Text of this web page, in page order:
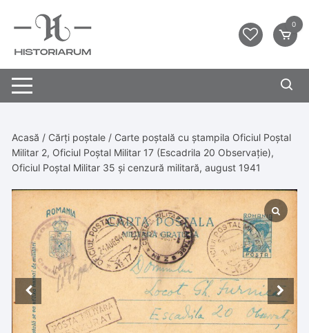
0
Acasă / Cărți poștale / Carte poștală cu ștampila Oficiul Poștal
Militar 2, Oficiul Poștal Militar 17 (Escadrila 20 Observație),
Oficiul Poștal Militar 35 și cenzură militară, august 1941